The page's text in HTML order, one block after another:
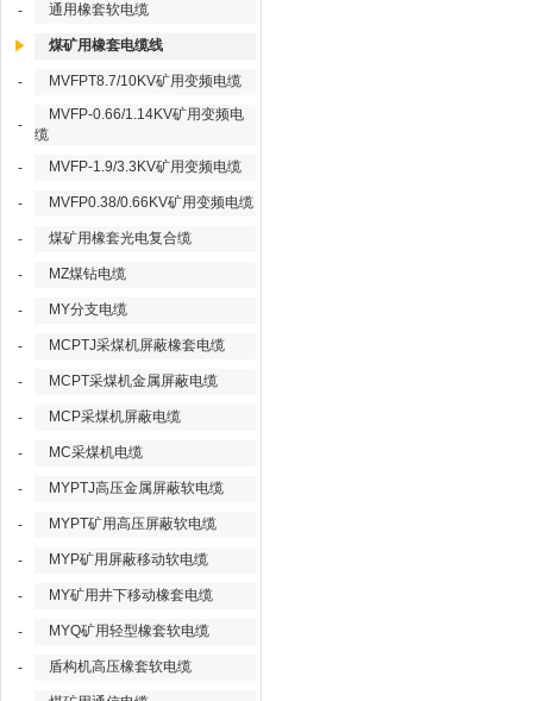
- 通用橡套软电缆
煤矿用橡套电缆线
- MVFPT8.7/10KV矿用变频电缆
-
MVFP-0.66/1.14KV矿用变频电
缆
-
MVFP-1.9/3.3KV矿用变频电缆
- MVFP0.38/0.66KV矿用变频电缆
- 煤矿用橡套光电复合缆
- MZ煤钻电缆
- MY分支电缆
- MCPTJ采煤机屏蔽橡套电缆
- MCPT采煤机金属屏蔽电缆
- MCP采煤机屏蔽电缆
- MC采煤机电缆
- MYPTJ高压金属屏蔽软电缆
- MYPT矿用高压屏蔽软电缆
- MYP矿用屏蔽移动软电缆
- MY矿用井下移动橡套电缆
- MYQ矿用轻型橡套软电缆
- 盾构机高压橡套软电缆